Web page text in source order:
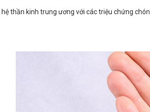
hệ thần kinh trung ương với các triệu chứng